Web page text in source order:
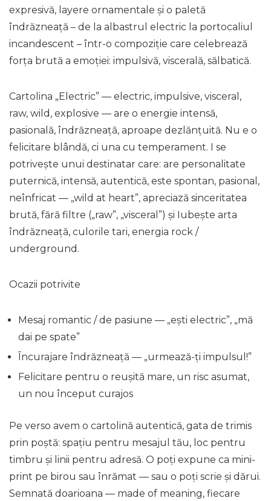
expresivă, layere ornamentale și o paletă
îndrăzneață – de la albastrul electric la portocaliul
incandescent – într-o compoziție care celebrează
forța brută a emoției: impulsivă, viscerală, sălbatică.
Cartolina „Electric” — electric, impulsive, visceral,
raw, wild, explosive — are o energie intensă,
pasională, îndrăzneață, aproape dezlănțuită. Nu e o
felicitare blândă, ci una cu temperament. I se
potrivește unui destinatar care: are personalitate
puternică, intensă, autentică, este spontan, pasional,
neînfricat — „wild at heart”, apreciază sinceritatea
brută, fără filtre („raw”, „visceral”) și Iubește arta
îndrăzneață, culorile tari, energia rock /
underground.
Ocazii potrivite
Mesaj romantic / de pasiune — „ești electric”, „mă
dai pe spate”
Încurajare îndrăzneață — „urmează-ți impulsul!”
Felicitare pentru o reușită mare, un risc asumat,
un nou început curajos
Pe verso avem o cartolină autentică, gata de trimis
prin poștă: spațiu pentru mesajul tău, loc pentru
timbru și linii pentru adresă. O poți expune ca mini-
print pe birou sau înrămat — sau o poți scrie și dărui.
Semnată doarioana — made of meaning, fiecare